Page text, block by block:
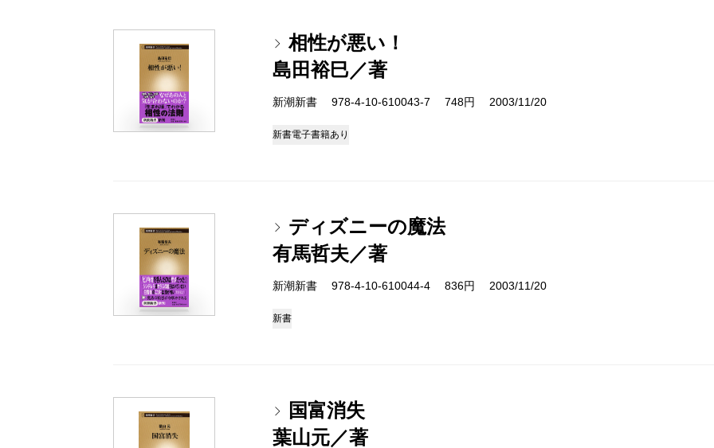
相性が悪い！
島田裕巳／著
新潮新書 978-4-10-610043-7 748円 2003/11/20
新書電子書籍あり
ディズニーの魔法
有馬哲夫／著
新潮新書 978-4-10-610044-4 836円 2003/11/20
新書
国富消失
葉山元／著